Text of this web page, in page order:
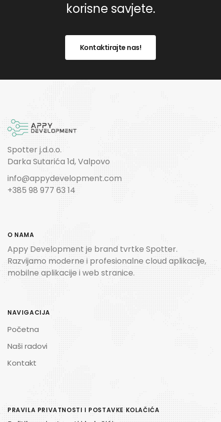
korisne savjete.
Kontaktirajte nas!
Spotter j.d.o.o.
Darka Sutarića 1d, Valpovo
info@appydevelopment.com
+385 98 977 63 14
O NAMA
Appy Development je brand tvrtke Spotter.
Razvijamo moderne i profesionalne cloud aplikacije,
mobilne aplikacije i web stranice.
NAVIGACIJA
Početna
Naši radovi
Kontakt
PRAVILA PRIVATNOSTI I POSTAVKE KOLAČIĆA